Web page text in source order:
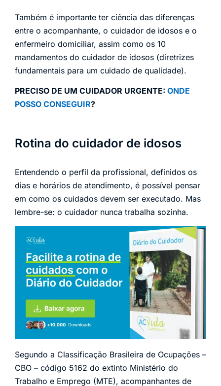
Também é importante ter ciência das diferenças
entre o acompanhante, o cuidador de idosos e o
enfermeiro domiciliar, assim como os 10
mandamentos do cuidador de idosos (diretrizes
fundamentais para um cuidado de qualidade).
PRECISO DE UM CUIDADOR URGENTE: ONDE
POSSO CONSEGUIR?
Rotina do cuidador de idosos
Entendendo o perfil da profissional, definidos os
dias e horários de atendimento, é possível pensar
em como os cuidados devem ser executado. Mas
lembre-se: o cuidador nunca trabalha sozinha.
Segundo a Classificação Brasileira de Ocupações –
CBO – código 5162 do extinto Ministério do
Trabalho e Emprego (MTE), acompanhantes de